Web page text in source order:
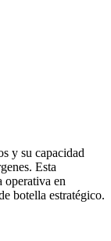
y su capacidad
Esta
operativa en
botella estratégico.